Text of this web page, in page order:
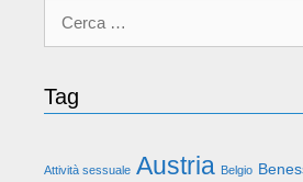
Ricerca
Tag
Attività sessuale Austria Belgio